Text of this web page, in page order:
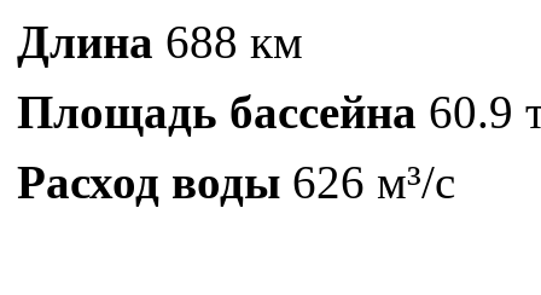
Длина 688 км
Площадь бассейна 60.9
Расход воды 626 м³/с